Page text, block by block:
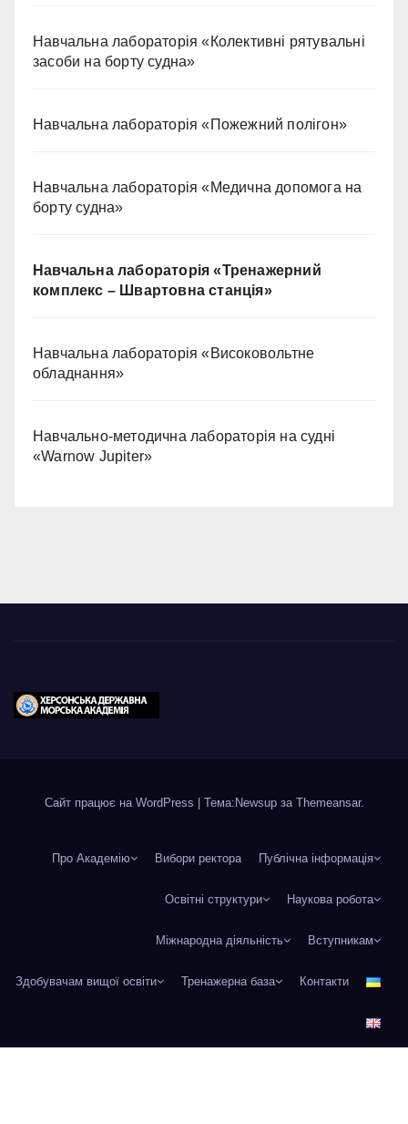
Навчальна лабораторія «Колективні рятувальні
засоби на борту судна»
Навчальна лабораторія «Пожежний полігон»
Навчальна лабораторія «Медична допомога на
борту судна»
Навчальна лабораторія «Тренажерний
комплекс – Швартовна станція»
Навчальна лабораторія «Високовольтне
обладнання»
Навчально-методична лабораторія на судні
«Warnow Jupiter»
Сайт працює на WordPress Тема:Newsup за Themeansar.
Про Академію Вибори ректора Публічна інформація
Освітні структури Наукова робота
Міжнародна діяльність Вступникам
Здобувачам вищої освіти Тренажерна база Контакти